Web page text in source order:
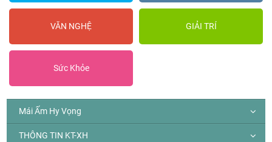
VĂN NGHỆ GIẢI TRÍ
Sức Khỏe
Mái Ấm Hy Vọng
THÔNG TIN KT-XH